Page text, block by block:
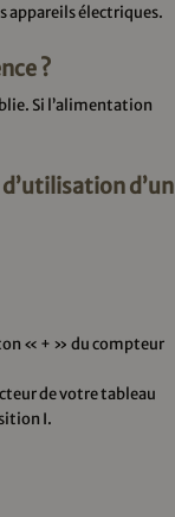
appareils électriques.
?
Si l’alimentation
d’un
« + » du compteur
de votre tableau
I.